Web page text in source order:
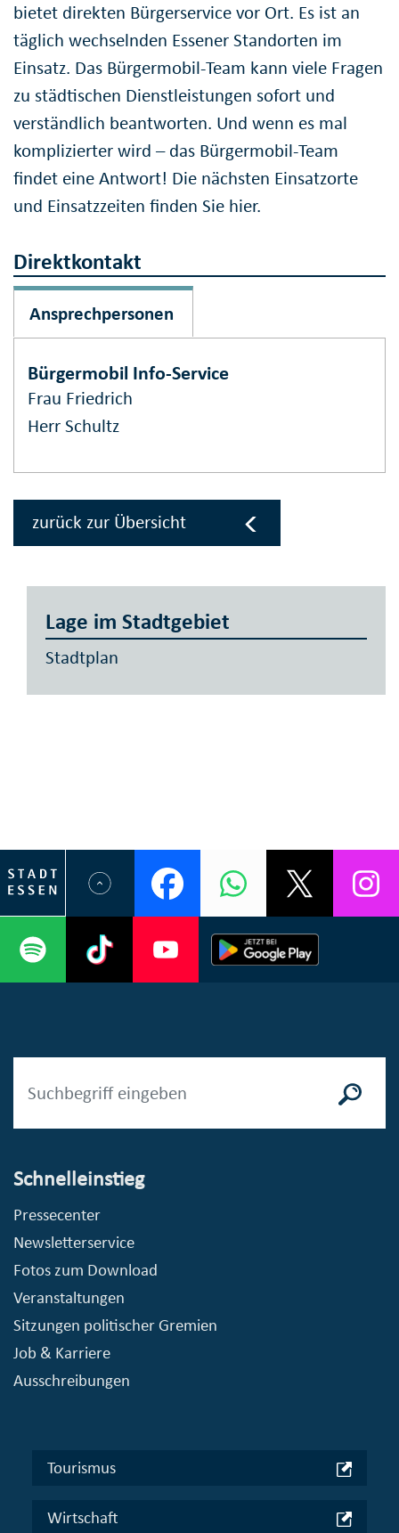
bietet direkten Bürgerservice vor Ort. Es ist an
täglich wechselnden Essener Standorten im
Einsatz. Das Bürgermobil-Team kann viele Fragen
zu städtischen Dienstleistungen sofort und
verständlich beantworten. Und wenn es mal
komplizierter wird – das Bürgermobil-Team
findet eine Antwort! Die nächsten Einsatzorte
und Einsatzzeiten finden Sie hier.
Direktkontakt
Ansprechpersonen
Bürgermobil Info-Service
Frau Friedrich
Herr Schultz
zurück zur Übersicht
Lage im Stadtgebiet
Stadtplan
Schnelleinstieg
Pressecenter
Newsletterservice
Fotos zum Download
Veranstaltungen
Sitzungen politischer Gremien
Job & Karriere
Ausschreibungen
Tourismus
Wirtschaft